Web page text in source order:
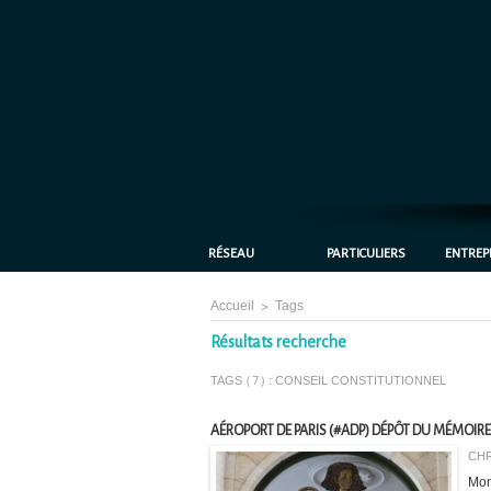
RÉSEAU PARTICULIERS
Accueil > Tags
Résultats recherche
TAGS (7) : CONSEIL CONSTITUTIONNEL
AÉROPORT DE PARIS (#ADP) DÉPÔT DU